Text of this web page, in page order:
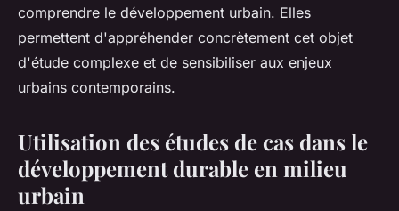
comprendre le développement urbain. Elles
permettent d'appréhender concrètement cet objet
d'étude complexe et de sensibiliser aux enjeux
urbains contemporains.
Utilisation des études de cas dans le
développement durable en milieu
urbain